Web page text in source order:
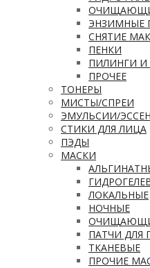
ЭНЗИМНЫЕ
СНЯТИЕ
ПЕНКИ
ПИЛИНГИ И
ПРОЧЕЕ
ТОНЕРЫ
МИСТЫ/СПРЕИ
ЭМУЛЬСИИ/
СТИКИ ДЛЯ ЛИЦА
ПЭДЫ
МАСКИ
ЛОКАЛЬНЫЕ
НОЧНЫЕ
ПАТЧИ ДЛЯ
ТКАНЕВЫЕ
ПРОЧИЕ